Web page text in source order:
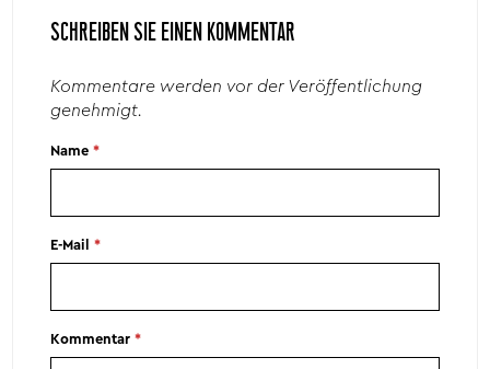
SCHREIBEN SIE EINEN KOMMENTAR
Kommentare werden vor der Veröffentlichung
genehmigt.
Name*
E-Mail*
Kommentar*